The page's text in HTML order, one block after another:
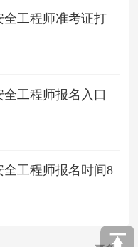
全工程师准考证打
工程师报名入口
全工程师报名时间8